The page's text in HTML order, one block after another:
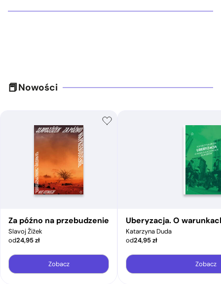
Nowości
Za późno na przebudzenie
Slavoj Žižek
od24,95zł
Zobacz
Uberyzacja. O
Katarzyna Duda
od24,95zł
Zobacz